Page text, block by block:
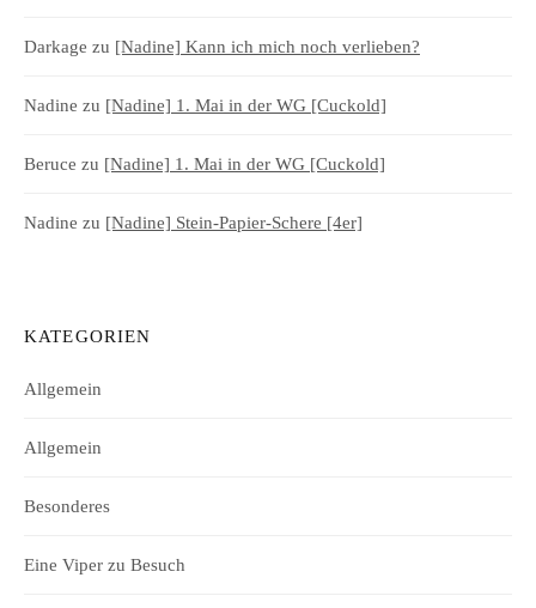
Darkage zu [Nadine] Kann ich mich noch verlieben?
Nadine zu [Nadine] 1. Mai in der WG [Cuckold]
Beruce zu [Nadine] 1. Mai in der WG [Cuckold]
Nadine zu [Nadine] Stein-Papier-Schere [4er]
KATEGORIEN
Allgemein
Allgemein
Besonderes
Eine Viper zu Besuch